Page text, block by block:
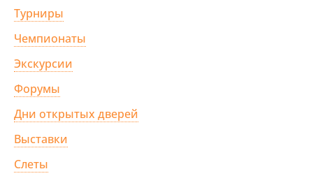
Турниры
Чемпионаты
Экскурсии
Форумы
Дни открытых дверей
Выставки
Слеты